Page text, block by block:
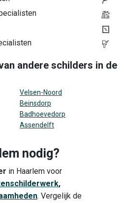
andere schilders in de
Velsen-Noord
Beinsdorp
Badhoevedorp
Assendelft
nodig?
in Haarlem voor
,
. Vergelijk de